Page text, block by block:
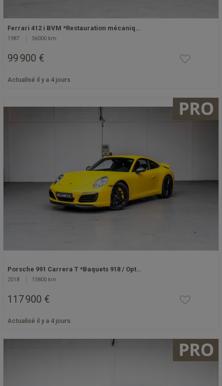
Ferrari 412 i BVM *Restauration mécaniq…
1987 56000 km
99 900 €
Actualisé il y a 4 jours
Porsche 991 Carrera T *Baquets 918 / Opt…
2018 15800 km
117 900 €
Actualisé il y a 4 jours